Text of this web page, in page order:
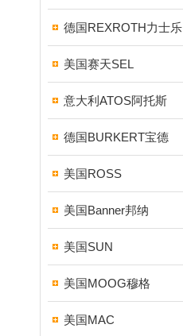
德国REXROTH力士乐
美国赛天SEL
意大利ATOS阿托斯
德国BURKERT宝德
美国ROSS
美国Banner邦纳
美国SUN
美国MOOG穆格
美国MAC